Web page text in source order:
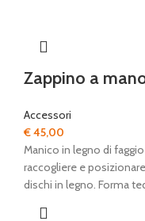
Zappino a
Accessori
€45,00
Manico in legno di
raccogliere e
dischi in legno. Forma